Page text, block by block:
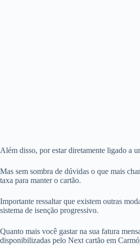
Além disso, por estar diretamente ligado a
Mas sem sombra de dúvidas o que mais
taxa para manter o cartão.
Importante ressaltar que existem outras
sistema de isenção progressivo.
Quanto mais você gastar na sua fatura
disponibilizadas pelo Next cartão em